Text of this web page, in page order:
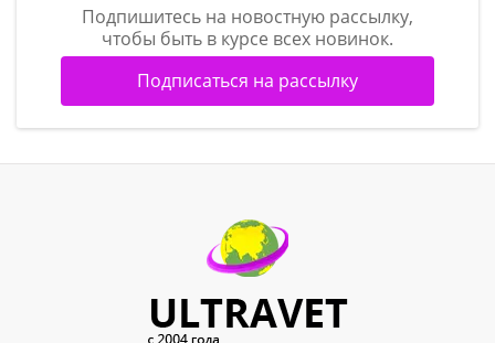
Подпишитесь на новостную рассылку,
чтобы быть в курсе всех новинок.
Подписаться на рассылку